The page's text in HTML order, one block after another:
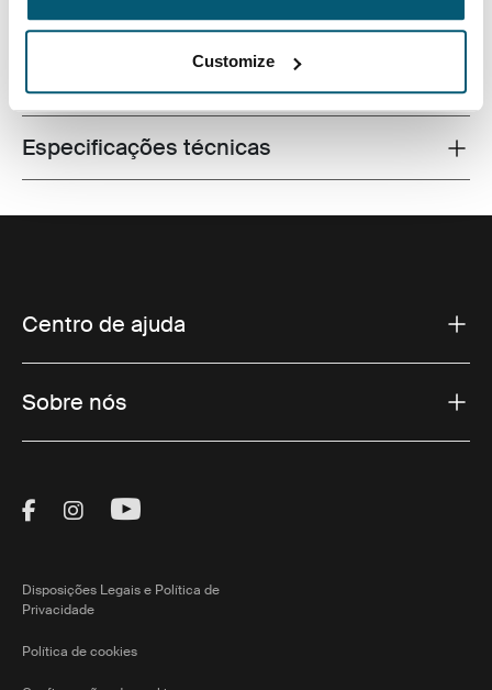
Customize
Todos os recursos
Toggle techspec
Especificações técnicas
Centro de ajuda
Sobre nós
Visit Thule on Facebook (external link)
Visit Thule on Instagram (external link)
Visit Thule on Youtube (external
Disposições Legais e Política de
Privacidade
Política de cookies